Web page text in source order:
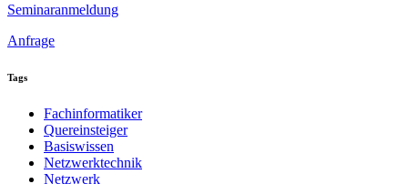
Seminaranmeldung
Anfrage
Tags
Fachinformatiker
Quereinsteiger
Basiswissen
Netzwerktechnik
Netzwerk